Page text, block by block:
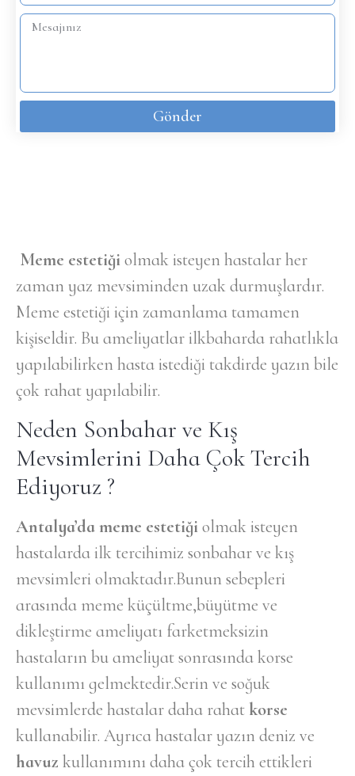
Meme estetiğiolmak isteyen hastalar her
zaman yaz mevsiminden uzak durmuşlardır.
Meme estetiği için zamanlama tamamen
kişiseldir. Bu ameliyatlar ilkbaharda rahatlıkla
yapılabilirken hasta istediği takdirde yazın bile
çok rahat yapılabilir.
Neden Sonbahar ve Kış
Mevsimlerini Daha Çok Tercih
Ediyoruz ?
Antalya’da meme estetiğiolmak isteyen
hastalarda ilk tercihimiz sonbahar ve kış
mevsimleri olmaktadır.Bunun sebepleri
arasında meme küçültme,büyütme ve
dikleştirme ameliyatı farketmeksizin
hastaların bu ameliyat sonrasında korse
kullanımı gelmektedir.Serin ve soğuk
mevsimlerde hastalar daha rahat korse
kullanabilir. Ayrıca hastalar yazın deniz ve
havuz kullanımını daha çok tercih ettikleri
Gönder